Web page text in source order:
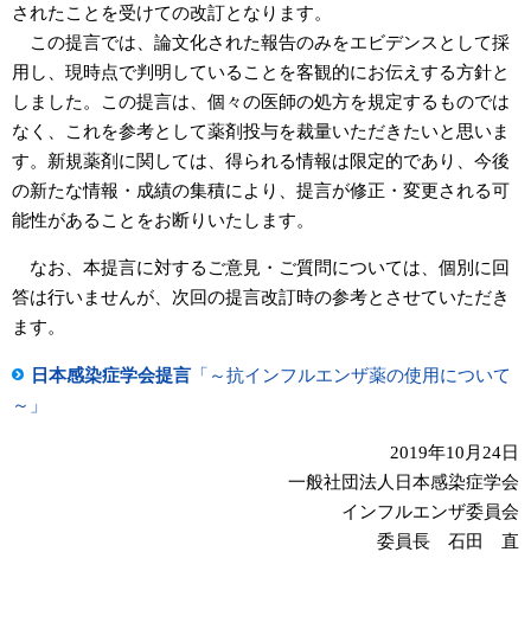
されたことを受けての改訂となります。
この提言では、論文化された報告のみをエビデンスとして採
用し、現時点で判明していることを客観的にお伝えする方針と
しました。この提言は、個々の医師の処方を規定するものでは
なく、これを参考として薬剤投与を裁量いただきたいと思いま
す。新規薬剤に関しては、得られる情報は限定的であり、今後
の新たな情報・成績の集積により、提言が修正・変更される可
能性があることをお断りいたします。
なお、本提言に対するご意見・ご質問については、個別に回
答は行いませんが、次回の提言改訂時の参考とさせていただき
ます。
日本感染症学会提言 「～抗インフルエンザ薬の使用について
～」
2019年10月24日
一般社団法人日本感染症学会
インフルエンザ委員会
委員長 石田 直